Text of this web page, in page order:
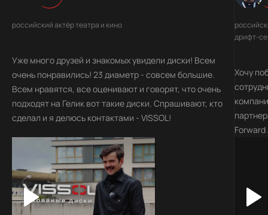
российский актёр театра и кино
Уже много друзей и знакомых увидели диски! Всем
очень понравились! 23 диаметр - совсем большие.
Всем нравятся, все оценивают и говорят, что очень
подходят на Гелик вот такие диски. Спрашивают, кто
сделал и я делюсь контактами - VISSOL!
дрифт-
Хочу